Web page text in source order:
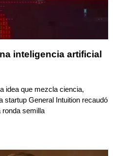
inteligencia artificial
idea que mezcla ciencia,
startup General Intuition recaudó
ronda semilla